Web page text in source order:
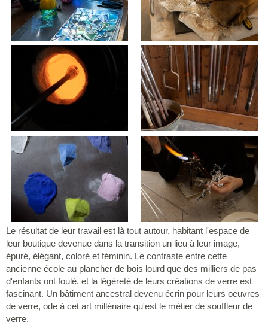
Le résultat de leur travail est là tout autour, habitant l'espace de
leur boutique devenue dans la transition un lieu à leur image,
épuré, élégant, coloré et féminin. Le contraste entre cette
ancienne école au plancher de bois lourd que des milliers de pas
d'enfants ont foulé, et la légèreté de leurs créations de verre est
fascinant. Un bâtiment ancestral devenu écrin pour leurs oeuvres
de verre, ode à cet art millénaire qu'est le métier de souffleur de
verre.